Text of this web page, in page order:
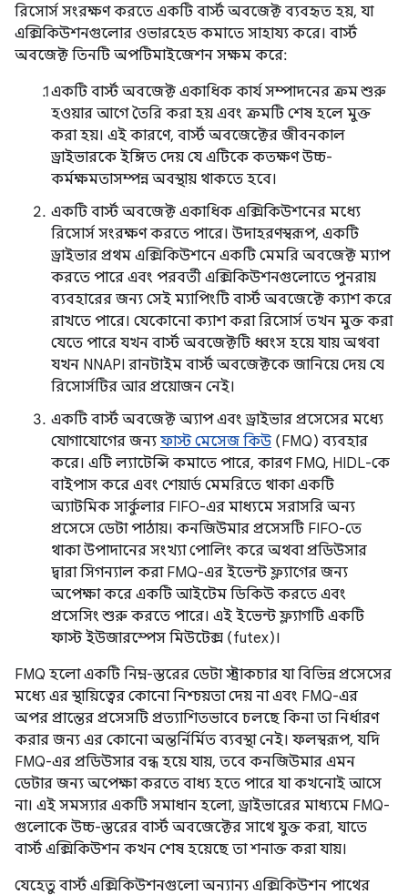
রিসোর্স সংরক্ষণ করতে একটি বার্স্ট অবজেক্ট ব্যবহৃত হয়, যা
এক্সিকিউশনগুলোর ওভারহেড কমাতে সাহায্য করে। বার্স্ট
অবজেক্ট তিনটি অপটিমাইজেশন সক্ষম করে:
একটি বার্স্ট অবজেক্ট একাধিক কার্য সম্পাদনের ক্রম শুরু
হওয়ার আগে তৈরি করা হয় এবং ক্রমটি শেষ হলে মুক্ত
করা হয়। এই কারণে, বার্স্ট অবজেক্টের জীবনকাল
ড্রাইভারকে ইঙ্গিত দেয় যে এটিকে কতক্ষণ উচ্চ-
কর্মক্ষমতাসম্পন্ন অবস্থায় থাকতে হবে।
একটি বার্স্ট অবজেক্ট একাধিক এক্সিকিউশনের মধ্যে
রিসোর্স সংরক্ষণ করতে পারে। উদাহরণস্বরূপ, একটি
ড্রাইভার প্রথম এক্সিকিউশনে একটি মেমরি অবজেক্ট ম্যাপ
করতে পারে এবং পরবর্তী এক্সিকিউশনগুলোতে পুনরায়
ব্যবহারের জন্য সেই ম্যাপিংটি বার্স্ট অবজেক্টে ক্যাশ করে
রাখতে পারে। যেকোনো ক্যাশ করা রিসোর্স তখন মুক্ত করা
যেতে পারে যখন বার্স্ট অবজেক্টটি ধ্বংস হয়ে যায় অথবা
যখন NNAPI রানটাইম বার্স্ট অবজেক্টকে জানিয়ে দেয় যে
রিসোর্সটির আর প্রয়োজন নেই।
একটি বার্স্ট অবজেক্ট অ্যাপ এবং ড্রাইভার প্রসেসের মধ্যে
যোগাযোগের জন্য ফাস্ট মেসেজ কিউ (FMQ) ব্যবহার
করে। এটি ল্যাটেন্সি কমাতে পারে, কারণ FMQ, HIDL-কে
বাইপাস করে এবং শেয়ার্ড মেমরিতে থাকা একটি
অ্যাটমিক সার্কুলার FIFO-এর মাধ্যমে সরাসরি অন্য
প্রসেসে ডেটা পাঠায়। কনজিউমার প্রসেসটি FIFO-তে
থাকা উপাদানের সংখ্যা পোলিং করে অথবা প্রডিউসার
দ্বারা সিগন্যাল করা FMQ-এর ইভেন্ট ফ্ল্যাগের জন্য
অপেক্ষা করে একটি আইটেম ডিকিউ করতে এবং
প্রসেসিং শুরু করতে পারে। এই ইভেন্ট ফ্ল্যাগটি একটি
ফাস্ট ইউজারস্পেস মিউটেক্স (futex)।
FMQ হলো একটি নিম্ন-স্তরের ডেটা স্ট্রাকচার যা বিভিন্ন প্রসেসের
মধ্যে এর স্থায়িত্বের কোনো নিশ্চয়তা দেয় না এবং FMQ-এর
অপর প্রান্তের প্রসেসটি প্রত্যাশিতভাবে চলছে কিনা তা নির্ধারণ
করার জন্য এর কোনো অন্তর্নির্মিত ব্যবস্থা নেই। ফলস্বরূপ, যদি
FMQ-এর প্রডিউসার বন্ধ হয়ে যায়, তবে কনজিউমার এমন
ডেটার জন্য অপেক্ষা করতে বাধ্য হতে পারে যা কখনোই আসে
না। এই সমস্যার একটি সমাধান হলো, ড্রাইভারের মাধ্যমে FMQ-
গুলোকে উচ্চ-স্তরের বার্স্ট অবজেক্টের সাথে যুক্ত করা, যাতে
বার্স্ট এক্সিকিউশন কখন শেষ হয়েছে তা শনাক্ত করা যায়।
যেহেতু বার্স্ট এক্সিকিউশনগুলো অন্যান্য এক্সিকিউশন পাথের